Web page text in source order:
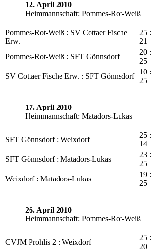
12. April 2010
Heimmannschaft: Pommes-Rot-Weiß
Pommes-Rot-Weiß : SV Cottaer Fische
Erw.
25 :
21
Pommes-Rot-Weiß : SFT Gönnsdorf
20 :
25
SV Cottaer Fische Erw. : SFT Gönnsdorf
10 :
25
17. April 2010
Heimmannschaft: Matadors-Lukas
SFT Gönnsdorf : Weixdorf
25 :
14
SFT Gönnsdorf : Matadors-Lukas
23 :
25
Weixdorf : Matadors-Lukas
19 :
25
26. April 2010
Heimmannschaft: Pommes-Rot-Weiß
CVJM Prohlis 2 : Weixdorf
25 :
20